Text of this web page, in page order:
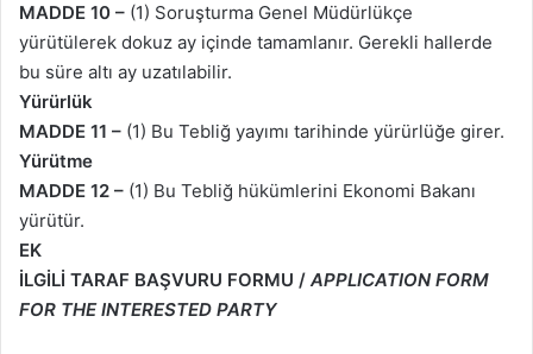
MADDE 10 – (1) Soruşturma Genel Müdürlükçe
yürütülerek dokuz ay içinde tamamlanır. Gerekli hallerde
bu süre altı ay uzatılabilir.
Yürürlük
MADDE 11 – (1) Bu Tebliğ yayımı tarihinde yürürlüğe girer.
Yürütme
MADDE 12 – (1) Bu Tebliğ hükümlerini Ekonomi Bakanı
yürütür.
EK
İLGİLİ TARAF BAŞVURU FORMU / APPLICATION FORM
FOR THE INTERESTED PARTY